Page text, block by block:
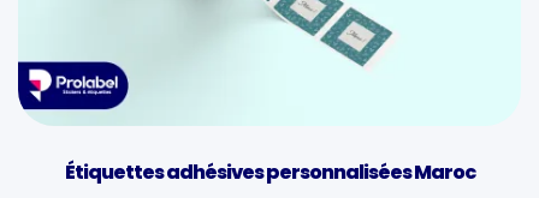
Étiquettes adhésives personnalisées Maroc